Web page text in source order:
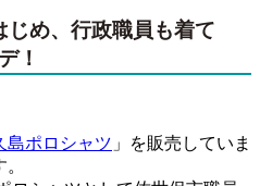
じめ、行政職員も着て
！
島ポロシャツ 」を販売していま